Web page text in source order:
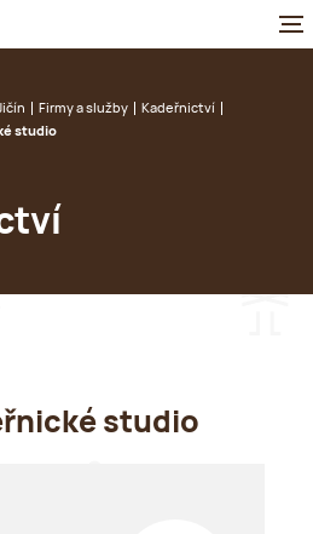
Firmy a služby
Kadeřnictví
studio
studio